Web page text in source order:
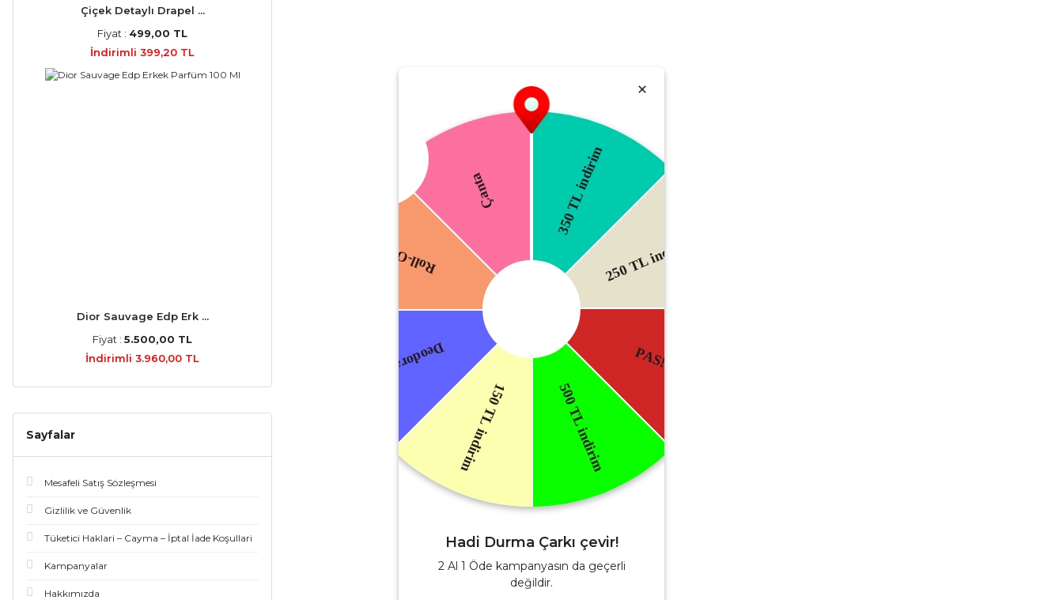
Çiçek Detaylı Drapel ...
Fiyat : 499,00 TL
İndirimli 399,20 TL
Dior Sauvage Edp Erk ...
Fiyat : 5.500,00 TL
İndirimli 3.960,00 TL
Sayfalar
Mesafeli Satış Sözleşmesi
Gizlilik ve Güvenlik
Tüketici Haklari – Cayma – İptal İade Koşullari
Kampanyalar
Hakkımızda
Hadi Durma Çarkı çevir!
2 Al 1 Öde kampanyasın da geçerli
değildir.